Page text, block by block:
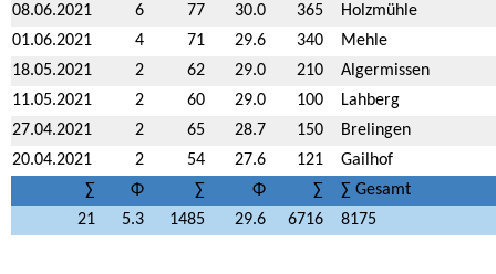
08.06.2021
6 77 30.0 365
Holzmühle
01.06.2021
4 71 29.6 340
Mehle
18.05.2021
2 62 29.0 210
Algermissen
11.05.2021
2 60 29.0 100
Lahberg
27.04.2021
2 65 28.7 150
Brelingen
20.04.2021
2 54 27.6 121
Gailhof
∑
Φ ∑ Φ ∑
∑ Gesamt
21
5.3 1485 29.6 6716 8175